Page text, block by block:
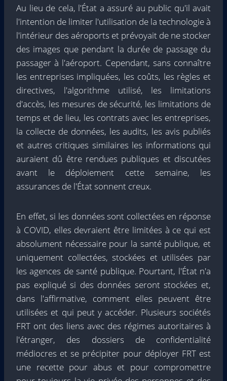
Au lieu de cela, l'État a assuré au public qu'il avait
l'intention de limiter l'utilisation de la technologie à
l'intérieur des aéroports et prévoyait de ne stocker
des images que pendant la durée de passage du
passager à l'aéroport. Cependant, sans connaître
les entreprises impliquées, les coûts, les règles et
directives, l'algorithme utilisé, les limitations
d'accès, les mesures de sécurité, les limitations de
temps et de lieu, les contrats avec les entreprises,
la collecte de données, les audits, les avis publiés
et autres critiques similaires les informations qui
auraient dû être rendues publiques et discutées
avant le déploiement cette semaine, les
assurances de l'État sonnent creux.
En effet, si les données sont collectées en réponse
à COVID, elles devraient être limitées à ce qui est
absolument nécessaire pour la santé publique, et
uniquement collectées, stockées et utilisées par
les agences de santé publique. Pourtant, l'État n'a
pas expliqué si des données seront stockées et,
dans l'affirmative, comment elles peuvent être
utilisées et qui peut y accéder. Plusieurs sociétés
FRT ont des liens avec des régimes autoritaires à
l'étranger, des dossiers de confidentialité
médiocres et se précipiter pour déployer FRT est
une recette pour abus et pour compromettre